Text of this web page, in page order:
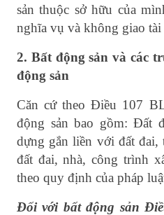
sản thuộc sở hữu của
nghĩa vụ và không giao tài
2. Bất động sản và các
động sản
Căn cứ theo Điều 107
động sản bao gồm: Đất
dựng gắn liền với đất đai,
đất đai, nhà, công trình
theo quy định của pháp
Đối với bất động sản